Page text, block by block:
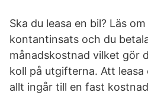
Ska du leasa en bil? Läs
kontantinsats och du
månadskostnad vilket gör
koll på utgifterna. Att leasa
allt ingår till en fast